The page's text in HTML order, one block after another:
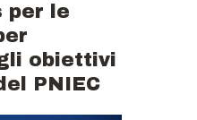
per le
obiettivi
PNIEC